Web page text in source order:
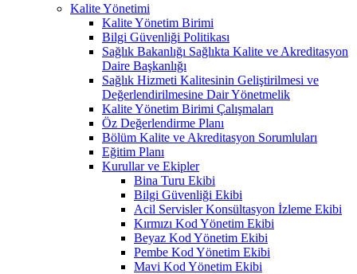
Kalite Yönetimi
Kalite Yönetim Birimi
Bilgi Güvenliği Politikası
Sağlık Bakanlığı Sağlıkta Kalite ve Akreditasyon
Daire Başkanlığı
Sağlık Hizmeti Kalitesinin Geliştirilmesi ve
Değerlendirilmesine Dair Yönetmelik
Kalite Yönetim Birimi Çalışmaları
Öz Değerlendirme Planı
Bölüm Kalite ve Akreditasyon Sorumluları
Eğitim Planı
Kurullar ve Ekipler
Bina Turu Ekibi
Bilgi Güvenliği Ekibi
Acil Servisler Konsültasyon İzleme Ekibi
Kırmızı Kod Yönetim Ekibi
Beyaz Kod Yönetim Ekibi
Pembe Kod Yönetim Ekibi
Mavi Kod Yönetim Ekibi